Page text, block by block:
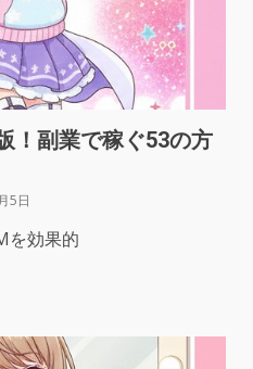
！副業で稼ぐ53の方
5日
を効果的